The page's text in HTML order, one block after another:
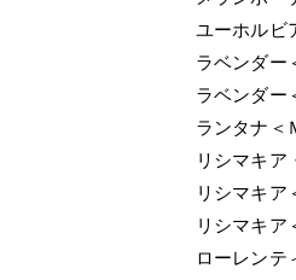
ユーホルビ
ラベンダー
ラベンダー
ランタナ＜
リシマキア
リシマキア
リシマキア
ローレンテ